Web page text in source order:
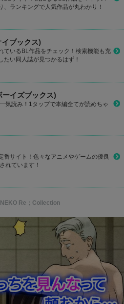
、ランキングで人気作品が丸わかり！
ブックス)
ているBL作品をチェック！検索機能も充
たい同人誌が見つかるはず！
イズブックス)
気読み！1タップで本編全てが読めちゃ
番サイト！色々なアニメやゲームの優良
れています！
NEKO Re；Collection